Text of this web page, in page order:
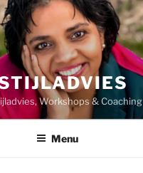
Workshops & Coaching
Menu